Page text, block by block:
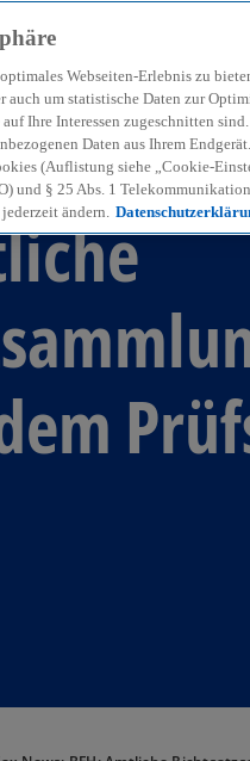
Webseiten-Erlebnis zu
auch um statistische Daten zur
Ihre Interessen zugeschnitten
Daten aus Ihrem
(Auflistung siehe „Cookie-
und § 25 Abs. 1
ändern.